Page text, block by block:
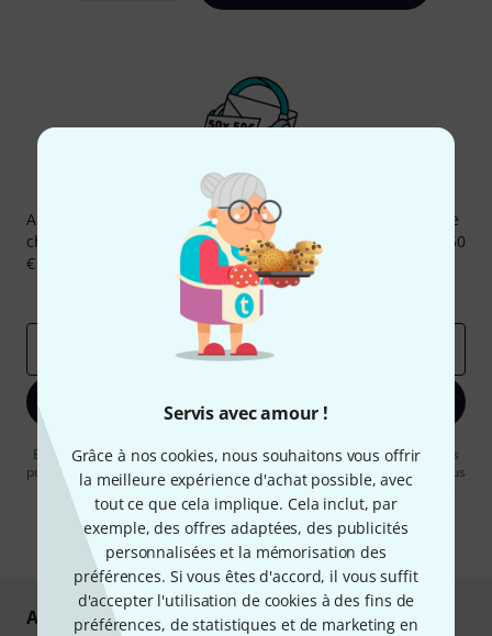
Servis avec amour !
Grâce à nos cookies, nous souhaitons vous offrir
la meilleure expérience d'achat possible, avec
tout ce que cela implique. Cela inclut, par
exemple, des offres adaptées, des publicités
personnalisées et la mémorisation des
préférences. Si vous êtes d'accord, il vous suffit
d'accepter l'utilisation de cookies à des fins de
préférences, de statistiques et de marketing en
Newsletters Thomann
Abonnez-vous à la newsletter Thomann et, avec un peu de
chance, gagnez l'un des 50 bons d'achat d'une valeur de 50
€ chacun!
Articles inspirants
Deals
S'inscrire maintenant
En cliquant sur "S'inscrire maintenant", vous acceptez de recevoir des
publicités par e-mail. La désinscription est possible à tout moment. Vous
pouvez trouver plus d'informations à ce sujet dans notrePolitique de
confidentialité .
* Requis
Achetez et payez en toute sécurité